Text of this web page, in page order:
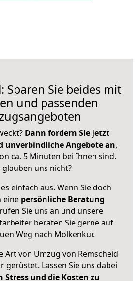
Sparen Sie beides mit
und passenden
Dann fordern Sie jetzt
unverbindliche Angebote an,
ca. 5 Minuten bei Ihnen sind.
glauben uns nicht?
einfach aus. Wenn Sie doch
eine persönliche Beratung
Sie uns an und unsere
beraten Sie gerne auf
Weg nach Molkenkur.
Art von Umzug von Remscheid
gerüstet. Lassen Sie uns dabei
Stress und die Kosten zu